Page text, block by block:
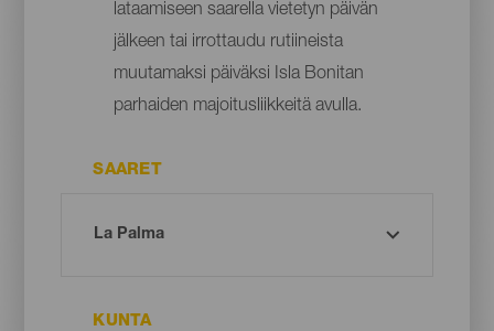
lataamiseen saarella vietetyn päivän
jälkeen tai irrottaudu rutiineista
muutamaksi päiväksi Isla Bonitan
parhaiden majoitusliikkeitä avulla.
SAARET
KUNTA